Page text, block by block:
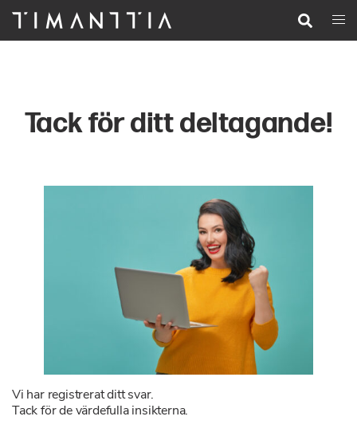
pääsisältöön
Search
Tack för ditt deltagande!
Vi har registrerat ditt svar.
Tack för de värdefulla insikterna.